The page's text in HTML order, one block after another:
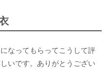
なってもらってこうして評
いです。ありがとうござい